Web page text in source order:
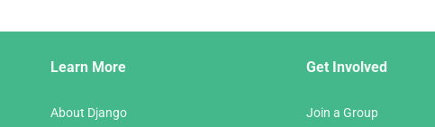
Learn More
About Django
Get Involved
Join a Group